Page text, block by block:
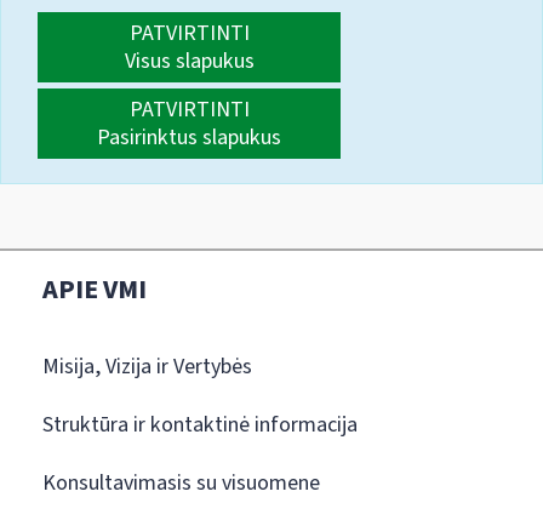
PATVIRTINTI
Visus slapukus
PATVIRTINTI
Pasirinktus slapukus
APIE VMI
Misija, Vizija ir Vertybės
Struktūra ir kontaktinė informacija
Konsultavimasis su visuomene